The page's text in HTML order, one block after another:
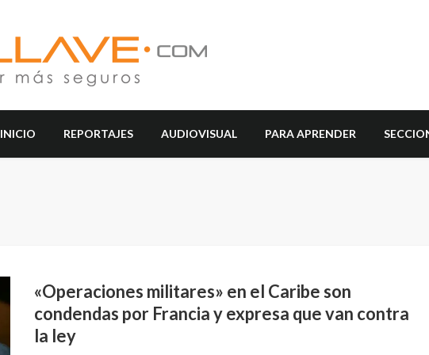
INICIO REPORTAJES AUDIOVISUAL PARA APRENDER
«Operaciones militares» en el Caribe son
condendas por Francia y expresa que van contra
la ley